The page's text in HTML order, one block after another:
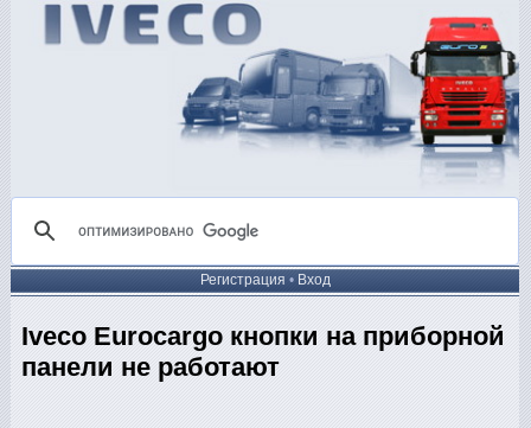
Регистрация • Вход
Iveco Eurocargo кнопки на приборной
панели не работают